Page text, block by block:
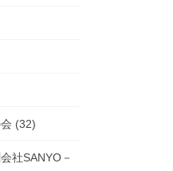
(32)
社SANYO－